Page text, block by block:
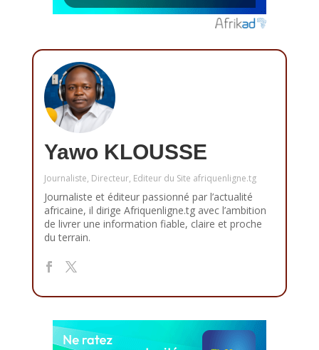
Yawo KLOUSSE
Journaliste, Directeur, Editeur du Site afriquenligne.tg
Journaliste et éditeur passionné par l’actualité
africaine, il dirige Afriquenligne.tg avec l’ambition
de livrer une information fiable, claire et proche
du terrain.